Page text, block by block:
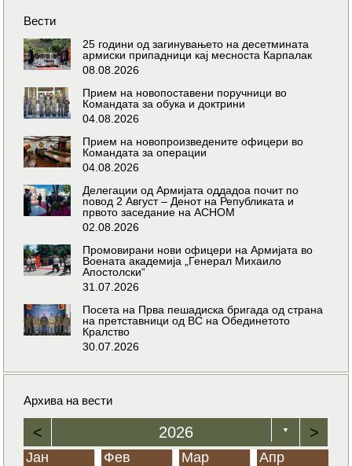
Вести
25 години од загинувањето на десетмината
армиски припадници кај месноста Карпалак
08.08.2026
Прием на новопоставени поручници во
Командата за обука и доктрини
04.08.2026
Прием на новопроизведените офицери во
Командата за операции
04.08.2026
Делегации од Армијата оддадоа почит по
повод 2 Август – Денот на Републиката и
првото заседание на АСНОМ
02.08.2026
Промовирани нови офицери на Армијата во
Воената академија „Генерал Михаило
Апостолски“
31.07.2026
Посета на Прва пешадиска бригада од страна
на претставници од ВС на Обединетото
Кралство
30.07.2026
Архива на вести
< 2026 ▼ >
Јан Фев Мар Апр